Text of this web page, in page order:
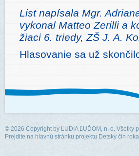
List napísala Mgr.
vykonal Matteo Zerilli a
žiaci 6. triedy, ZŠ J. A.
Hlasovanie sa už
© 2026 Copyright by ĽUDIA ĽUĎOM, n. o. Všetky
Prejdite na hlavnú stránku projektu Detský čin